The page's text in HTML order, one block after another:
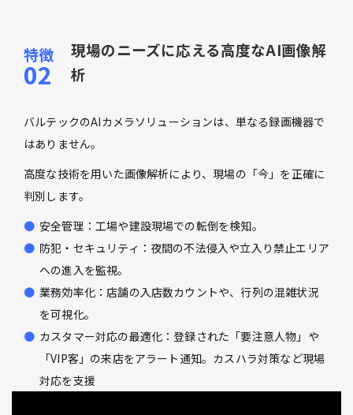
現場のニーズに応える高度なAI画像解
析
バルテックのAIカメラソリューションは、単なる録画機器で
はありません。
高度な技術を用いた画像解析により、現場の「今」を正確に
判別します。
安全管理：工場や建設現場での転倒を検知。
防犯・セキュリティ：夜間の不法侵入や立入り禁止エリア
への進入を監視。
業務効率化：店舗の入店数カウントや、行列の混雑状況
を可視化。
カスタマー対応の最適化：登録された「要注意人物」や
「VIP客」の来店をアラート通知。カスハラ対策など現場
対応を支援